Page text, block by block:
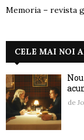
Memoria – revista
CELE MAI NOI
de